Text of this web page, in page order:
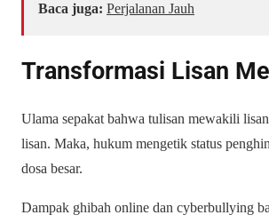
Baca juga: Perjalanan Jauh
Transformasi Lisan
Ulama sepakat bahwa tulisan mewakili
lisan. Maka, hukum mengetik status
dosa besar.
Dampak ghibah online dan cyberbullying